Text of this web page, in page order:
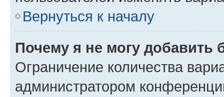
Вернуться к началу
Почему я не могу добавить
Ограничение количества
администратором